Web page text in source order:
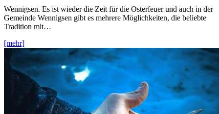
Wennigsen. Es ist wieder die Zeit für die Osterfeuer und auch in der
Gemeinde Wennigsen gibt es mehrere Möglichkeiten, die beliebte
Tradition mit…
[mehr]